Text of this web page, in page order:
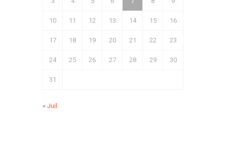
10 11 12 13 14 15 16
17 18 19 20 21 22 23
24 25 26 27 28 29 30
31
« Juil